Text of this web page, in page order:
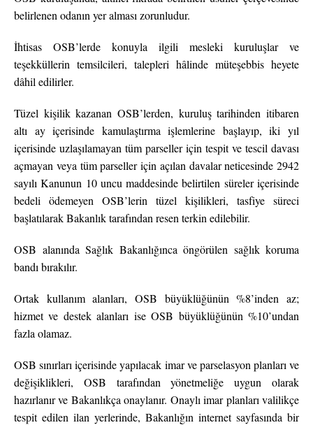
belirlenen odanın yer alması zorunludur.
İhtisas OSB’lerde konuyla ilgili mesleki kuruluşlar ve
teşekküllerin temsilcileri, talepleri hâlinde müteşebbis heyete
dâhil edilirler.
Tüzel kişilik kazanan OSB’lerden, kuruluş tarihinden itibaren
altı ay içerisinde kamulaştırma işlemlerine başlayıp, iki yıl
içerisinde uzlaşılamayan tüm parseller için tespit ve tescil davası
açmayan veya tüm parseller için açılan davalar neticesinde 2942
sayılı Kanunun 10 uncu maddesinde belirtilen süreler içerisinde
bedeli ödemeyen OSB’lerin tüzel kişilikleri, tasfiye süreci
başlatılarak Bakanlık tarafından resen terkin edilebilir.
OSB alanında Sağlık Bakanlığınca öngörülen sağlık koruma
bandı bırakılır.
Ortak kullanım alanları, OSB büyüklüğünün %8’inden az;
hizmet ve destek alanları ise OSB büyüklüğünün %10’undan
fazla olamaz.
OSB sınırları içerisinde yapılacak imar ve parselasyon planları ve
değişiklikleri, OSB tarafından yönetmeliğe uygun olarak
hazırlanır ve Bakanlıkça onaylanır. Onaylı imar planları valilikçe
tespit edilen ilan yerlerinde, Bakanlığın internet sayfasında bir